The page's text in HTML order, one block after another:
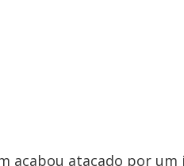
acabou atacado por um